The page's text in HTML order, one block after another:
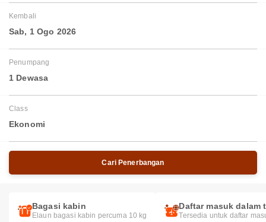
Kembali
Sab, 1 Ogo 2026
Penumpang
1 Dewasa
Class
Ekonomi
Cari Penerbangan
Bagasi kabin
Elaun bagasi kabin percuma 10 kg
Daftar masuk dalam
Tersedia untuk daftar